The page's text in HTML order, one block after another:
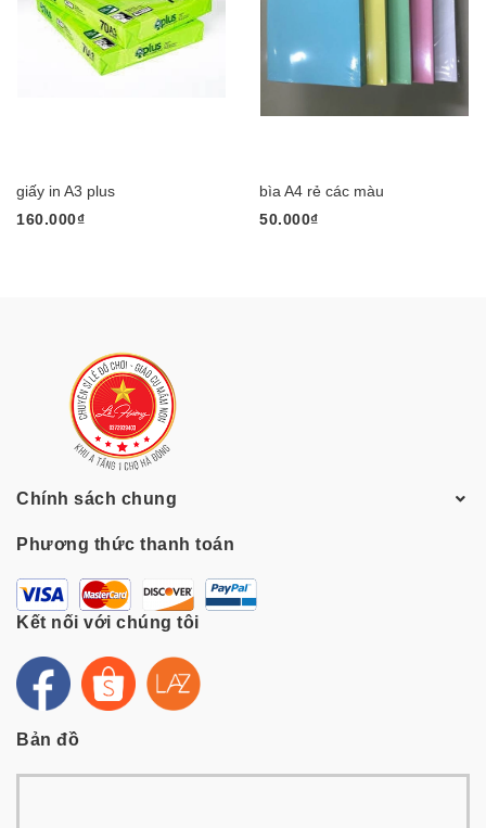
giấy in A3 plus
160.000₫
bìa A4 rẻ các màu
50.000₫
Chính sách chung
Phương thức thanh toán
Kết nối với chúng tôi
Bản đồ